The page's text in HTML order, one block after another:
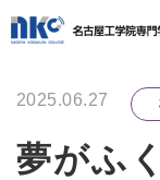
2025.06.27
夢がふ